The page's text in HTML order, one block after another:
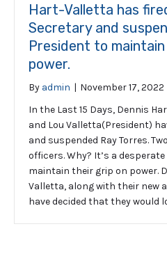
Hart-Valletta has
Secretary and
President to
power.
By admin | November 17, 2022
In the Last 15 Days, Dennis
and Lou Valletta(President)
and suspended Ray Torres.
officers. Why? It’s a
maintain their grip on power.
Valletta, along with their new
have decided that they would